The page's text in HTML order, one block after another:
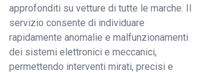
approfonditi su vetture di tutte le marche. Il
servizio consente di individuare
rapidamente anomalie e malfunzionamenti
dei sistemi elettronici e meccanici,
permettendo interventi mirati, precisi e